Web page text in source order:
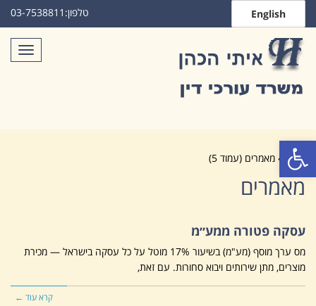
פתח סרגל נגישות
English טלפון: 03-7538811
תפריט
ראשי » מאמרים (עמוד 5)
מאמרים
עסקה פטורה ממע״מ
מס ערך מוסף (מע"מ) בשיעור 17% מוטל על כל עסקה בישראל — מכירת
מוצרים, מתן שירותים ויבוא סחורות. עם זאת,
קרא עוד ←